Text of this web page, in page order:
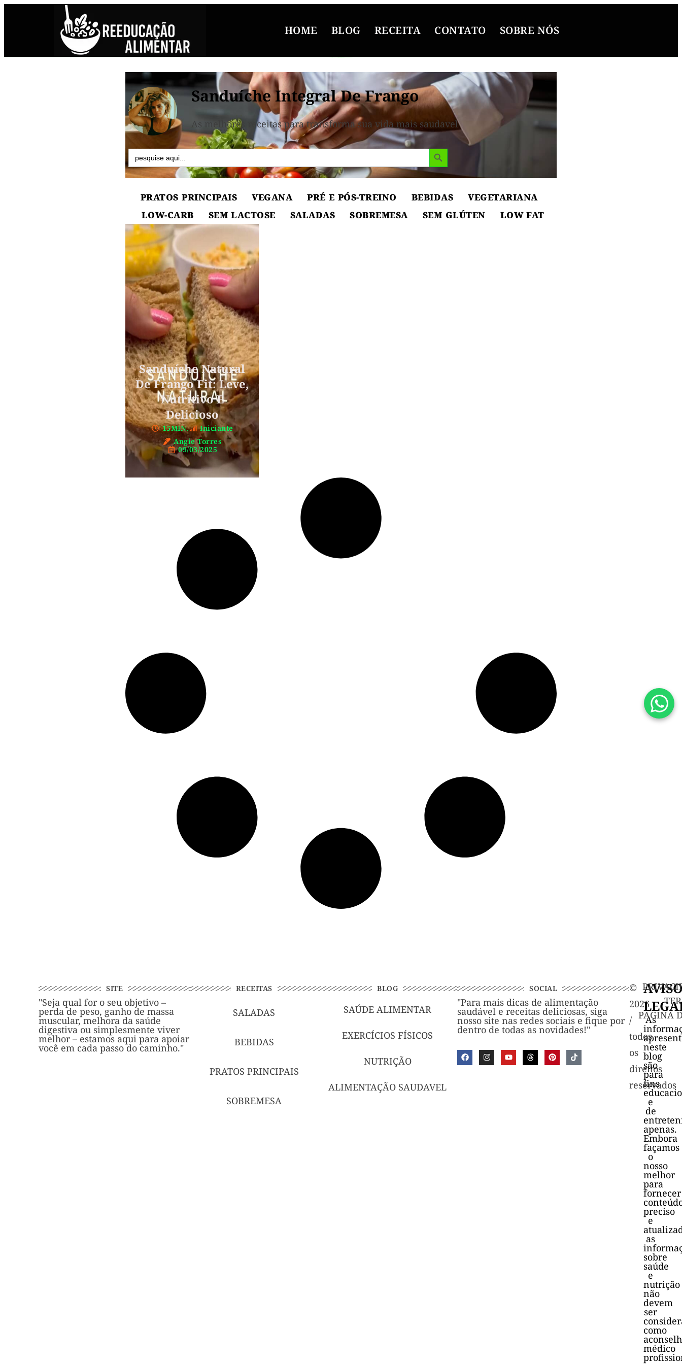
HOME BLOG RECEITA CONTATO SOBRE NÓS
Sanduíche Integral De Frango
As melhores receitas para transforma sua vida mais saudavel
Search
for:
Search Button
PRATOS PRINCIPAIS VEGANA PRÉ E PÓS-TREINO BEBIDAS
VEGETARIANA
LOW-CARB
SEM LACTOSE SALADAS SOBREMESA SEM GLÚTEN LOW FAT
Sanduíche Natural
De Frango Fit: Leve,
Nutritivo E
Delicioso
15MIN.
Iniciante
Angie Torres
09/03/2025
SITE
"Seja qual for o seu objetivo –
perda de peso, ganho de massa
muscular, melhora da saúde
digestiva ou simplesmente viver
melhor – estamos aqui para apoiar
você em cada passo do caminho."
RECEITAS
SALADAS
BEBIDAS
PRATOS PRINCIPAIS
SOBREMESA
BLOG
SAÚDE ALIMENTAR
EXERCÍCIOS FÍSICOS
NUTRIÇÃO
ALIMENTAÇÃO SAUDAVEL
SOCIAL
"Para mais dicas de alimentação
saudável e receitas deliciosas, siga
nosso site nas redes sociais e fique por
dentro de todas as novidades!"
©️
2026
/
todos
os
direitos
reservados
PAGINA
As
neste
blog
são
para
fins
e
de
apenas.
Embora
façamos
o
nosso
melhor
para
fornecer
preciso
e
as
sobre
saúde
e
nutrição
não
devem
ser
como
médico